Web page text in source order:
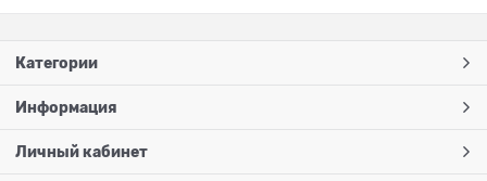
Категории
Информация
Личный кабинет